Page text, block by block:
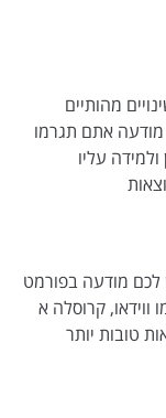
מהותיים
מודעה אתם תגרמו
עליו
לכם מודעה בפורמט
קרוסלה א
טובות יותר